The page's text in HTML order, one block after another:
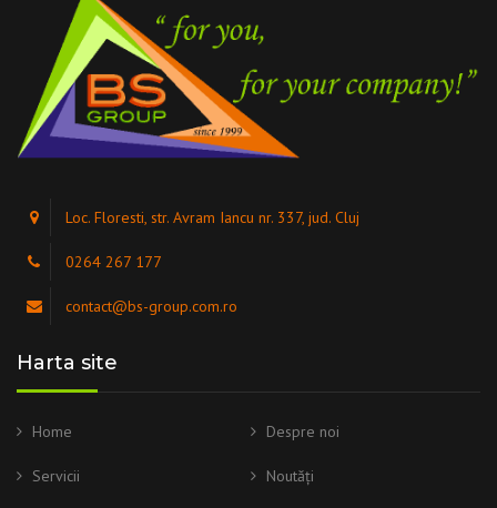
Loc. Floresti, str. Avram Iancu nr. 337, jud. Cluj
0264 267 177
contact@bs-group.com.ro
Harta site
Home Despre noi
Servicii Noutăți